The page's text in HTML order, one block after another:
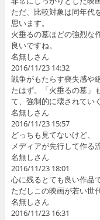
ただ、比較対象は同年代
思います。
火垂るの墓ほどの強烈な
良いですね。
名無しさん
2016/11/23 14:32
戦争がもたらす喪失感や
たはず。「火垂るの墓」
て、強制的に壊されてい
名無しさん
2016/11/23 15:57
どっちも見てないけど、
メディアが先行して作る
名無しさん
2016/11/23 18:01
心に残るとても良い作品
ただしこの映画が若い世
名無しさん
2016/11/23 16:31